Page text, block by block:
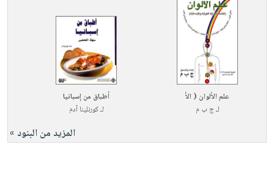
علم الألوان ( الأ
لـج ب م
أطباق من إسبانيا
لـكورنلينا آدم
المزيد من البنود »